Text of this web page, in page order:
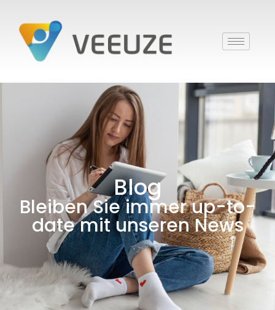
Blog
Bleiben Sie immer up-to-
date mit unseren News